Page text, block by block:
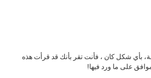
ﺑﺄﻱ شكل كان ، ﻓﺄﻧﺖ ﺗﻘﺮ ﺑﺄﻧﻚ ﻗﺪ ﻗﺮﺃﺕ ﻫﺬﻩ
ﻣﻮﺍﻓﻖ ﻋﻠﻰ ﻣﺎ ﻭﺭﺩ ﻓﻴﻬﺎ!